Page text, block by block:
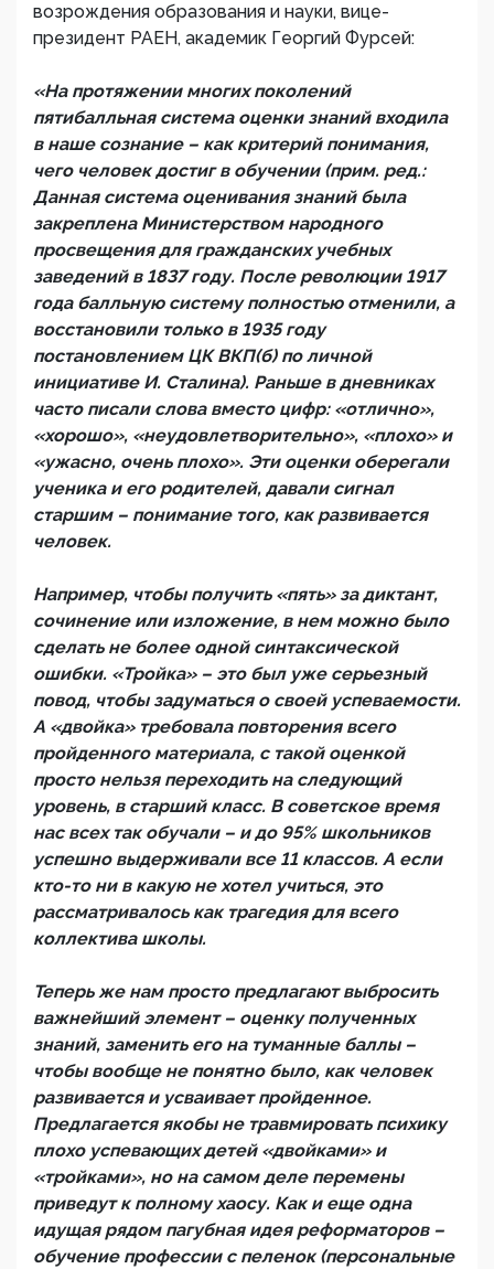
возрождения образования и науки, вице-
президент РАЕН, академик Георгий Фурсей:
«На протяжении многих поколений
пятибалльная система оценки знаний входила
в наше сознание – как критерий понимания,
чего человек достиг в обучении (прим. ред.:
Данная система оценивания знаний была
закреплена Министерством народного
просвещения для гражданских учебных
заведений в 1837 году. После революции 1917
года балльную систему полностью отменили, а
восстановили только в 1935 году
постановлением ЦК ВКП(б) по личной
инициативе И. Сталина). Раньше в дневниках
часто писали слова вместо цифр: «отлично»,
«хорошо», «неудовлетворительно», «плохо» и
«ужасно, очень плохо». Эти оценки оберегали
ученика и его родителей, давали сигнал
старшим – понимание того, как развивается
человек.
Например, чтобы получить «пять» за диктант,
сочинение или изложение, в нем можно было
сделать не более одной синтаксической
ошибки. «Тройка» – это был уже серьезный
повод, чтобы задуматься о своей успеваемости.
А «двойка» требовала повторения всего
пройденного материала, с такой оценкой
просто нельзя переходить на следующий
уровень, в старший класс. В советское время
нас всех так обучали – и до 95% школьников
успешно выдерживали все 11 классов. А если
кто-то ни в какую не хотел учиться, это
рассматривалось как трагедия для всего
коллектива школы.
Теперь же нам просто предлагают выбросить
важнейший элемент – оценку полученных
знаний, заменить его на туманные баллы –
чтобы вообще не понятно было, как человек
развивается и усваивает пройденное.
Предлагается якобы не травмировать психику
плохо успевающих детей «двойками» и
«тройками», но на самом деле перемены
приведут к полному хаосу. Как и еще одна
идущая рядом пагубная идея реформаторов –
обучение профессии с пеленок (персональные